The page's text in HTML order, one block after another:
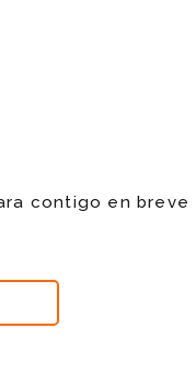
contigo en breve